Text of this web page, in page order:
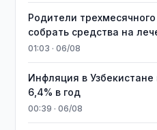
Родители
собрать средства на
01:03 · 06/08
Инфляция в
6,4% в год
00:39 · 06/08